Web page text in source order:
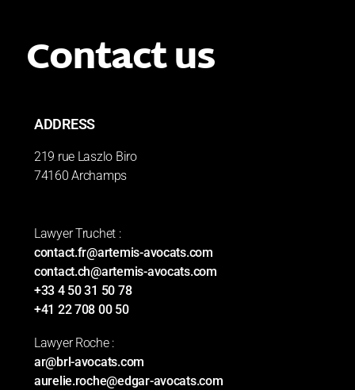
Contact us
ADDRESS
219 rue Laszlo Biro
74160 Archamps
Lawyer Truchet :
contact.fr@artemis-avocats.com
contact.ch@artemis-avocats.com
+33 4 50 31 50 78
+41 22 708 00 50
Lawyer Roche :
ar@brl-avocats.com
aurelie.roche@edgar-avocats.com